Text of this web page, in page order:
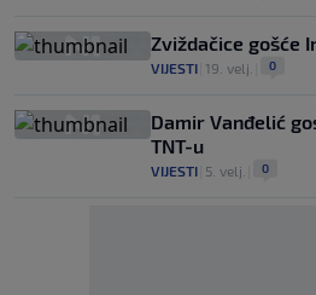
Zviždačice gošće
VIJESTI 19. velj. 0
Damir Vanđelić
TNT-u
VIJESTI 5. velj. 0